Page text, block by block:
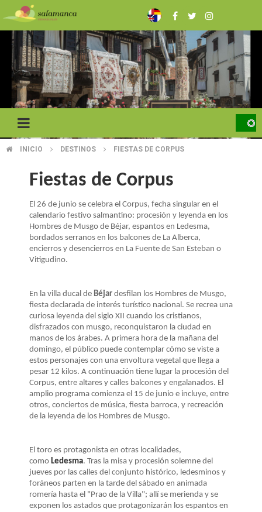
Pasar
al
contenido
principal
SOBRESCRIBIR
ENLACES
AYUDA
INICIO DESTINOS FIESTAS DE CORPUS
Fiestas de Corpus
El 26 de junio se celebra el Corpus, fecha singular en el
calendario festivo salmantino: procesión y leyenda en los
Hombres de Musgo de Béjar, espantos en Ledesma,
bordados serranos en los balcones de La Alberca,
encierros y desencierros en La Fuente de San Esteban o
Vitigudino.
En la villa ducal de Béjar desfilan los Hombres de Musgo,
fiesta declarada de interés turístico nacional. Se recrea una
curiosa leyenda del siglo XII cuando los cristianos,
disfrazados con musgo, reconquistaron la ciudad en
manos de los árabes. A primera hora de la mañana del
domingo, el público puede contemplar cómo se viste a
estos personajes con una envoltura vegetal que llega a
pesar 12 kilos. A continuación tiene lugar la procesión del
Corpus, entre altares y calles balcones y engalanados. El
amplio programa comienza el 15 de junio e incluye, entre
otros, conciertos de música, fiesta barroca, y recreación
de la leyenda de los Hombres de Musgo.
El toro es protagonista en otras localidades,
como Ledesma. Tras la misa y procesión solemne del
jueves por las calles del conjunto histórico, ledesminos y
foráneos parten en la tarde del sábado en animada
romería hasta el "Prao de la Villa"; allí se merienda y se
exponen los astados que protagonizarán los espantos en